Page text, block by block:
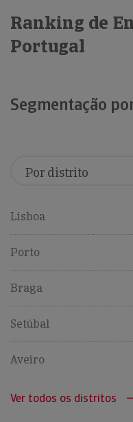
Ranking de
Portugal
Segmentação
Lisboa
Porto
Braga
Setúbal
Aveiro
Ver todos os distritos